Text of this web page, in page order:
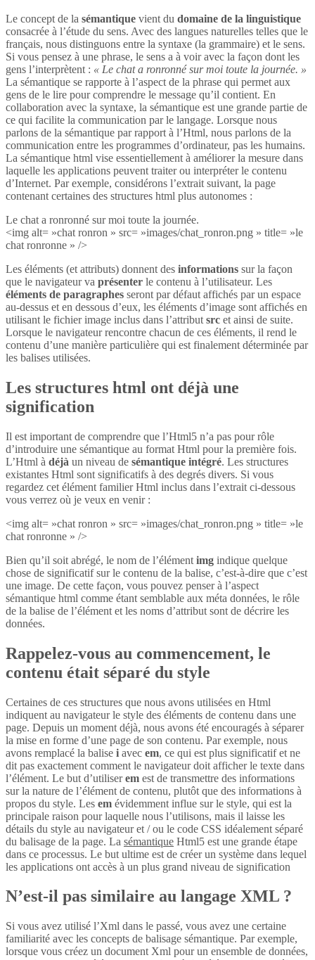
Le concept de la sémantique vient du domaine de la linguistique
consacrée à l’étude du sens. Avec des langues naturelles telles que le
français, nous distinguons entre la syntaxe (la grammaire) et le sens.
Si vous pensez à une phrase, le sens a à voir avec la façon dont les
gens l’interprètent : « Le chat a ronronné sur moi toute la journée. »
La sémantique se rapporte à l’aspect de la phrase qui permet aux
gens de le lire pour comprendre le message qu’il contient. En
collaboration avec la syntaxe, la sémantique est une grande partie de
ce qui facilite la communication par le langage. Lorsque nous
parlons de la sémantique par rapport à l’Html, nous parlons de la
communication entre les programmes d’ordinateur, pas les humains.
La sémantique html vise essentiellement à améliorer la mesure dans
laquelle les applications peuvent traiter ou interpréter le contenu
d’Internet. Par exemple, considérons l’extrait suivant, la page
contenant certaines des structures html plus autonomes :
Le chat a ronronné sur moi toute la journée.
<img alt= »chat ronron » src= »images/chat_ronron.png » title= »le
chat ronronne » />
Les éléments (et attributs) donnent des informations sur la façon
que le navigateur va présenter le contenu à l’utilisateur. Les
éléments de paragraphes seront par défaut affichés par un espace
au-dessus et en dessous d’eux, les éléments d’image sont affichés en
utilisant le fichier image inclus dans l’attribut src et ainsi de suite.
Lorsque le navigateur rencontre chacun de ces éléments, il rend le
contenu d’une manière particulière qui est finalement déterminée par
les balises utilisées.
Les structures html ont déjà une
signification
Il est important de comprendre que l’Html5 n’a pas pour rôle
d’introduire une sémantique au format Html pour la première fois.
L’Html à déjà un niveau de sémantique intégré. Les structures
existantes Html sont significatifs à des degrés divers. Si vous
regardez cet élément familier Html inclus dans l’extrait ci-dessous
vous verrez où je veux en venir :
<img alt= »chat ronron » src= »images/chat_ronron.png » title= »le
chat ronronne » />
Bien qu’il soit abrégé, le nom de l’élément img indique quelque
chose de significatif sur le contenu de la balise, c’est-à-dire que c’est
une image. De cette façon, vous pouvez penser à l’aspect
sémantique html comme étant semblable aux méta données, le rôle
de la balise de l’élément et les noms d’attribut sont de décrire les
données.
Rappelez-vous au commencement, le
contenu était séparé du style
Certaines de ces structures que nous avons utilisées en Html
indiquent au navigateur le style des éléments de contenu dans une
page. Depuis un moment déjà, nous avons été encouragés à séparer
la mise en forme d’une page de son contenu. Par exemple, nous
avons remplacé la balise i avec em, ce qui est plus significatif et ne
dit pas exactement comment le navigateur doit afficher le texte dans
l’élément. Le but d’utiliserem est de transmettre des informations
sur la nature de l’élément de contenu, plutôt que des informations à
propos du style. Les em évidemment influe sur le style, qui est la
principale raison pour laquelle nous l’utilisons, mais il laisse les
détails du style au navigateur et / ou le code CSS idéalement séparé
du balisage de la page. La sémantique Html5 est une grande étape
dans ce processus. Le but ultime est de créer un système dans lequel
les applications ont accès à un plus grand niveau de signification
N’est-il pas similaire au langage XML ?
Si vous avez utilisé l’Xml dans le passé, vous avez une certaine
familiarité avec les concepts de balisage sémantique. Par exemple,
lorsque vous créez un document Xml pour un ensemble de données,